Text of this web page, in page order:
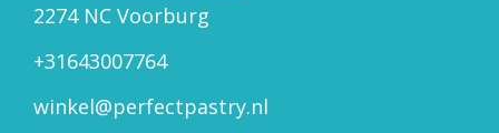
2274 NC Voorburg
+31643007764
winkel@perfectpastry.nl